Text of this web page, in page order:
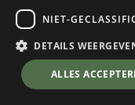
Black Diamond
Vapor Helmet
Black
Kies een maat
💬 Stel je
NIET-
DETAILS
ALLES